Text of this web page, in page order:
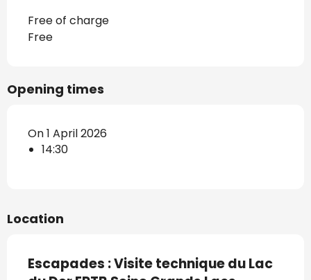
Free of charge
Free
Opening times
On 1 April 2026
14:30
Location
Escapades : Visite technique du Lac